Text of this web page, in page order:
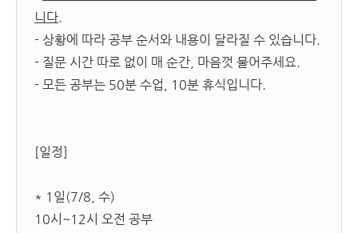
니다.
- 상황에 따라 공부 순서와 내용이 달라질 수 있습니다.
- 질문 시간 따로 없이 매 순간, 마음껏 물어주세요.
- 모든 공부는 50분 수업, 10분 휴식입니다.
[일정]
* 1일(7/8, 수)
10시~12시 오전 공부